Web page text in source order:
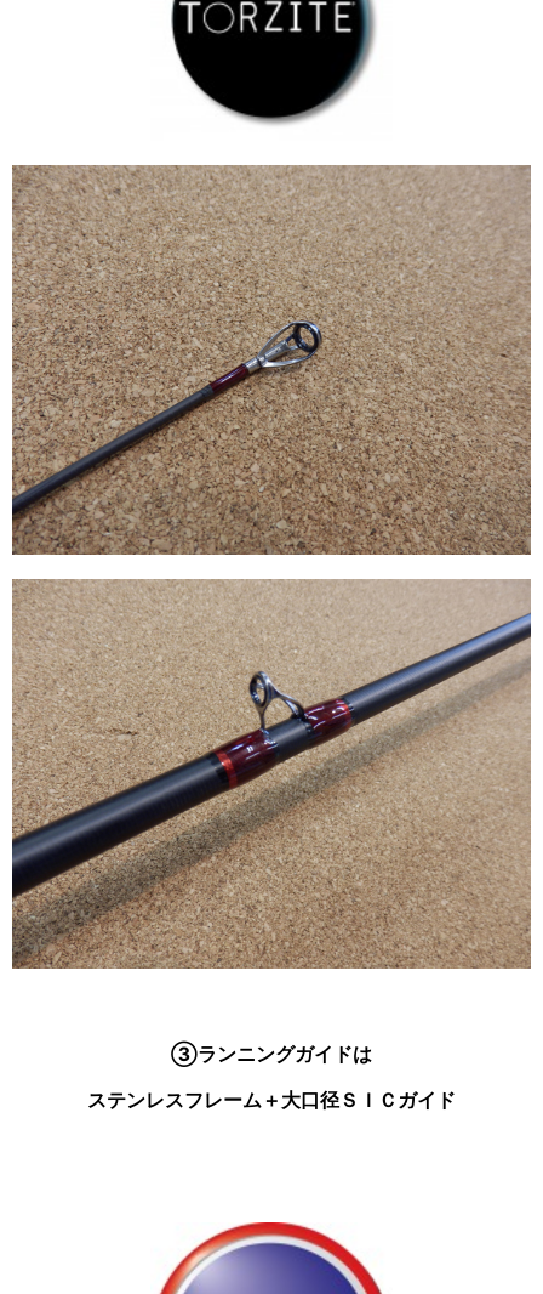
③ランニングガイドは
ステンレスフレーム＋大口径ＳＩＣガイド